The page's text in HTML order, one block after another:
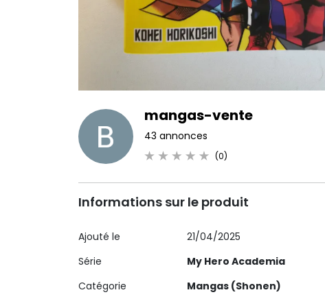
mangas-vente
43 annonces
(0)
Informations sur le produit
Ajouté le
21/04/2025
Série
My Hero Academia
Catégorie
Mangas (Shonen)